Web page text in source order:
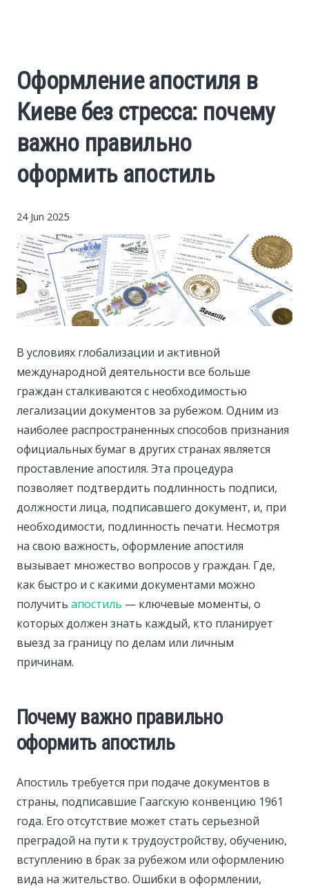
USA
Оформление апостиля в
Киеве без стресса: почему
важно правильно
оформить апостиль
24 Jun 2025
В условиях глобализации и активной
международной деятельности все больше
граждан сталкиваются с необходимостью
легализации документов за рубежом. Одним из
наиболее распространенных способов признания
официальных бумаг в других странах является
проставление апостиля. Эта процедура
позволяет подтвердить подлинность подписи,
должности лица, подписавшего документ, и, при
необходимости, подлинность печати. Несмотря
на свою важность, оформление апостиля
вызывает множество вопросов у граждан. Где,
как быстро и с какими документами можно
получить апостиль — ключевые моменты, о
которых должен знать каждый, кто планирует
выезд за границу по делам или личным
причинам.
Почему важно правильно
оформить апостиль
Апостиль требуется при подаче документов в
страны, подписавшие Гаагскую конвенцию 1961
года. Его отсутствие может стать серьезной
преградой на пути к трудоустройству, обучению,
вступлению в брак за рубежом или оформлению
вида на жительство. Ошибки в оформлении,